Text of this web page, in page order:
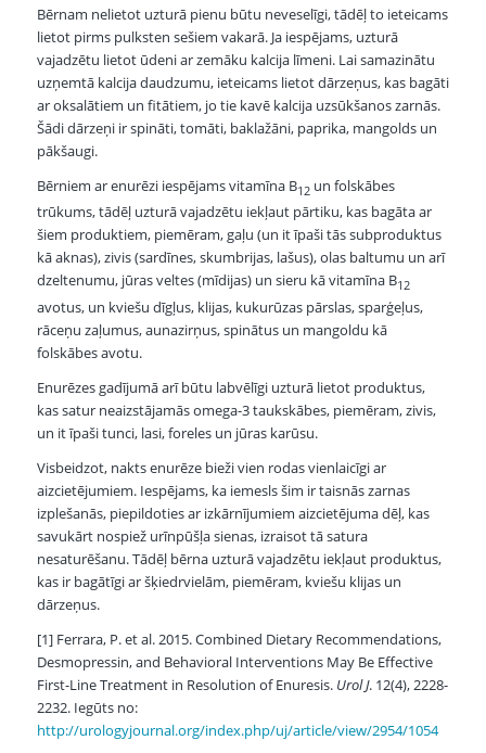
Bērnam nelietot uzturā pienu būtu neveselīgi, tādēļ to ieteicams
lietot pirms pulksten sešiem vakarā. Ja iespējams, uzturā
vajadzētu lietot ūdeni ar zemāku kalcija līmeni. Lai samazinātu
uzņemtā kalcija daudzumu, ieteicams lietot dārzeņus, kas bagāti
ar oksalātiem un fitātiem, jo tie kavē kalcija uzsūkšanos zarnās.
Šādi dārzeņi ir spināti, tomāti, baklažāni, paprika, mangolds un
pākšaugi.
Bērniem ar enurēzi iespējams vitamīna B12un folskābes
trūkums, tādēļ uzturā vajadzētu iekļaut pārtiku, kas bagāta ar
šiem produktiem, piemēram, gaļu (un it īpaši tās subproduktus
kā aknas), zivis (sardīnes, skumbrijas, lašus), olas baltumu un arī
dzeltenumu, jūras veltes (mīdijas) un sieru kā vitamīna B12
avotus, un kviešu dīgļus, klijas, kukurūzas pārslas, sparģeļus,
rāceņu zaļumus, aunazirņus, spinātus un mangoldu kā
folskābes avotu.
Enurēzes gadījumā arī būtu labvēlīgi uzturā lietot produktus,
kas satur neaizstājamās omega-3 taukskābes, piemēram, zivis,
un it īpaši tunci, lasi, foreles un jūras karūsu.
Visbeidzot, nakts enurēze bieži vien rodas vienlaicīgi ar
aizcietējumiem. Iespējams, ka iemesls šim ir taisnās zarnas
izplešanās, piepildoties ar izkārnījumiem aizcietējuma dēļ, kas
savukārt nospiež urīnpūšļa sienas, izraisot tā satura
nesaturēšanu. Tādēļ bērna uzturā vajadzētu iekļaut produktus,
kas ir bagātīgi ar šķiedrvielām, piemēram, kviešu klijas un
dārzeņus.
[1] Ferrara, P. et al. 2015. Combined Dietary Recommendations,
Desmopressin, and Behavioral Interventions May Be Effective
First-Line Treatment in Resolution of Enuresis. Urol J. 12(4), 2228-
2232. Iegūts no:
http://urologyjournal.org/index.php/uj/article/view/2954/1054